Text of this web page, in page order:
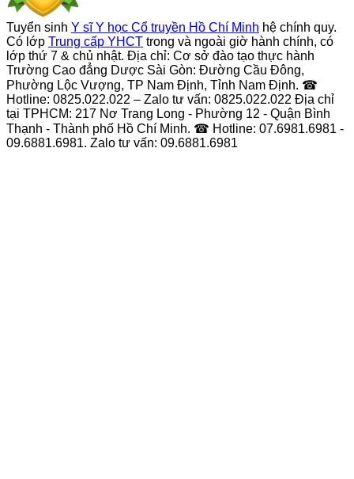
Tuyển sinh Y sĩ Y học Cổ truyền Hồ Chí Minh hệ chính quy.
Có lớp Trung cấp YHCT trong và ngoài giờ hành chính, có
lớp thứ 7 & chủ nhật. Địa chỉ: Cơ sở đào tạo thực hành
Trường Cao đẳng Dược Sài Gòn: Đường Cầu Đông,
Phường Lộc Vượng, TP Nam Định, Tỉnh Nam Định. ☎
Hotline: 0825.022.022 – Zalo tư vấn: 0825.022.022 Địa chỉ
tại TPHCM: 217 Nơ Trang Long - Phường 12 - Quận Bình
Thạnh - Thành phố Hồ Chí Minh. ☎ Hotline: 07.6981.6981 -
09.6881.6981. Zalo tư vấn: 09.6881.6981